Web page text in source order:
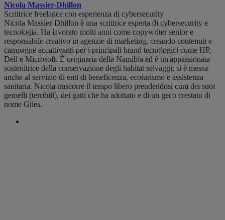
Nicola Massier-Dhillon
Scrittrice freelance con esperienza di cybersecurity
Nicola Massier-Dhillon è una scrittrice esperta di cybersecurity e
tecnologia. Ha lavorato molti anni come copywriter senior e
responsabile creativo in agenzie di marketing, creando contenuti e
campagne accattivanti per i principali brand tecnologici come HP,
Dell e Microsoft. È originaria della Namibia ed è un'appassionata
sostenitrice della conservazione degli habitat selvaggi; si è messa
anche al servizio di enti di beneficenza, ecoturismo e assistenza
sanitaria. Nicola trascorre il tempo libero prendendosi cura dei suoi
gemelli (terribili), dei gatti che ha adottato e di un geco crestato di
nome Giles.